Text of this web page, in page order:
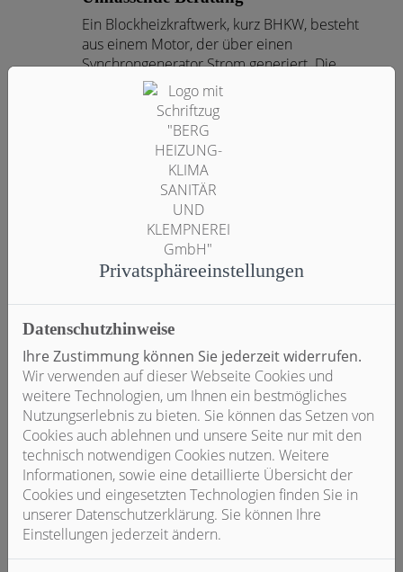
Ein Blockheizkraftwerk, kurz BHKW, besteht
aus einem Motor, der über einen
Synchrongenerator Strom generiert. Die
entstandene Abwärme wird über einen
Wärmetauscher in das Heizsystem abgeleitet
und kann zum Heizen und zur
Warmwasserbereitung genutzt werden. Wir
beraten Sie umfassend zu den möglichen
fossilen und erneuerbaren Brennstoffen, zu
Fördermöglichkeiten der KfW und dazu,
welche Form des BHKW Sie benötigen, um
Ihren Strom- und Wärmebedarf teilweise oder
komplett zu decken.
Qualität von A bis Z
Wir arbeiten Hand in Hand mit renommierten
Herstellern und installieren nur
Markenprodukte. Sie profitieren somit von
langlebiger Qualität und umfassenden Service-
und Garantieleistungen. Natürlich
übernehmen wir neben der Installation auch
die Instandhaltung und Reparatur Ihres BHKW.
Zuverlässige und termingerechte
Installation
öffnen und schließen
öffnen und schließen
Privatsphäre­einstellungen
Datenschutzhinweise
Ihre Zustimmung können Sie jederzeit widerrufen.
Wir verwenden auf dieser Webseite Cookies und
weitere Technologien, um Ihnen ein bestmögliches
Nutzungserlebnis zu bieten. Sie können das Setzen von
Cookies auch ablehnen und unsere Seite nur mit den
technisch notwendigen Cookies nutzen. Weitere
Informationen, sowie eine detaillierte Übersicht der
Cookies und eingesetzten Technologien finden Sie in
unserer Datenschutzerklärung. Sie können Ihre
Einstellungen jederzeit ändern.